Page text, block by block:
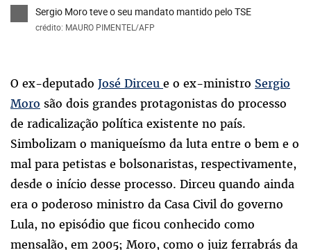
Sergio Moro teve o seu mandato mantido pelo TSE
crédito: MAURO PIMENTEL/AFP
O ex-deputado José Dirceu e o ex-ministro Sergio
Moro são dois grandes protagonistas do processo
de radicalização política existente no país.
Simbolizam o maniqueísmo da luta entre o bem e o
mal para petistas e bolsonaristas, respectivamente,
desde o início desse processo. Dirceu quando ainda
era o poderoso ministro da Casa Civil do governo
Lula, no episódio que ficou conhecido como
mensalão, em 2005; Moro, como o juiz ferrabrás da